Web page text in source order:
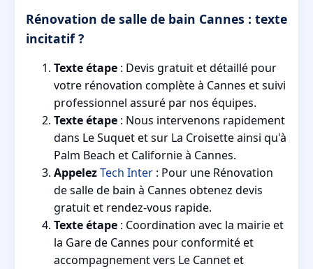
Rénovation de salle de bain Cannes : texte
incitatif ?
Texte étape : Devis gratuit et détaillé pour
votre rénovation complète à Cannes et suivi
professionnel assuré par nos équipes.
Texte étape : Nous intervenons rapidement
dans Le Suquet et sur La Croisette ainsi qu'à
Palm Beach et Californie à Cannes.
AppelezTech Inter : Pour une Rénovation
de salle de bain à Cannes obtenez devis
gratuit et rendez-vous rapide.
Texte étape : Coordination avec la mairie et
la Gare de Cannes pour conformité et
accompagnement vers Le Cannet et